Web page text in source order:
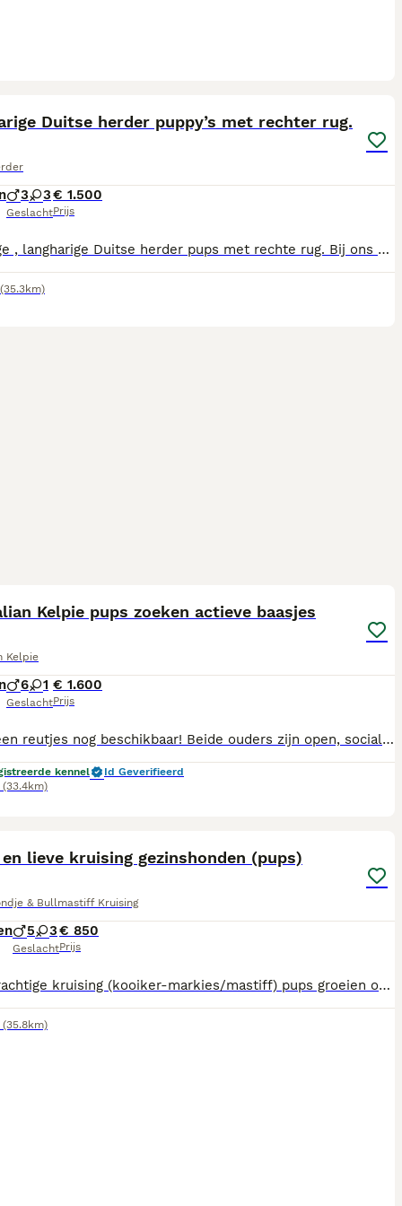
Duitse herder puppy’s met rechter rug.
3 3
Geslacht
€ 1.500
Prijs
Prachtige , langharige Duitse herder pups met rechte rug. Bij ons op de boerderij is een nestje langharige Duitse herderpups geboren. De vader en moeder van de pups zijn beiden bij ons aanwezig op de boerderij. Het zijn prachtige, lieve en waakse honden waar onze kinderen dol op zijn. De pups groeien samen met onze kinderen en andere dieren op, op de boerderij. Als de pups het ouderlijk nest verlaten zijn ze gesocialiseerd ,hebben een chip worden ingeënt en zijn meerdere keren ontwormd. Ze krijgen van de dierenarts een officiële gezondheidsverklaring met hun eigen Europees paspoort. Voor reserveringen of meer informatie mag u bellen voor 22.00 uur naar telefoonnummer 06-18141467.
(35.3km)
Kelpie pups zoeken actieve baasjes
Kelpie
6 1
Geslacht
€ 1.600
Prijs
NB: Alleen reutjes nog beschikbaar! Beide ouders zijn open, sociale, veelzijdige en actieve honden. De pups zijn geschikt voor mensen die er activiteiten mee gaan ondernemen. Pups worden op karakter en gedrag bij de schapen getest in week 6/7.
kennel
Id Geverifieerd
(33.4km)
lieve kruising gezinshonden (pups)
& Bullmastiff Kruising
5 3
Geslacht
€ 850
Prijs
Deze prachtige kruising (kooiker-markies/mastiff) pups groeien op in ons grote gezin bij ons op de boerderij. Ze zijn inmiddels nest zindelijk en krijgen veel aandacht en knuffels. Ze zijn gewend aan alle geluiden van een huishouden, aan andere honden en dieren op de boerderij. Binnenkort mogen ze het nest verlaten. Ze zijn dan gechipt, ingeënt en ontwormd. De ouders zijn gezellige, energieke gezinshonden die dagelijks met ons meelopen over de boerderij. Samen koeien ophalen, samen op de trekker, etc. Maar ‘‘s avonds als wij op rust zijn, zijn zij het ook en liggen ze rustig op hun kleedje bij ons. Uitgaande van de ouders worden de pups 45 a 55 cm hoog. Mocht u interesse hebben kom gerust vrijblijvend eens een kijkje nemen
(35.8km)